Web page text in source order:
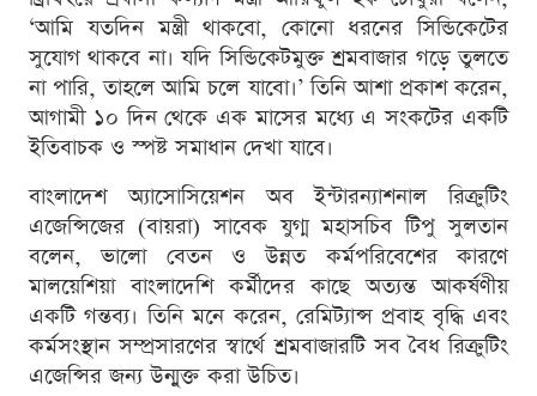
‘আমি যতদিন মন্ত্রী থাকবো, কোনো ধরনের সিন্ডিকেটের
সুযোগ থাকবে না। যদি সিন্ডিকেটমুক্ত শ্রমবাজার গড়ে তুলতে
না পারি, তাহলে আমি চলে যাবো।’ তিনি আশা প্রকাশ করেন,
আগামী ১০ দিন থেকে এক মাসের মধ্যে এ সংকটের একটি
ইতিবাচক ও স্পষ্ট সমাধান দেখা যাবে।
বাংলাদেশ অ্যাসোসিয়েশন অব ইন্টারন্যাশনাল রিক্রুটিং
এজেন্সিজের (বায়রা) সাবেক যুগ্ম মহাসচিব টিপু সুলতান
বলেন, ভালো বেতন ও উন্নত কর্মপরিবেশের কারণে
মালয়েশিয়া বাংলাদেশি কর্মীদের কাছে অত্যন্ত আকর্ষণীয়
একটি গন্তব্য। তিনি মনে করেন, রেমিট্যান্স প্রবাহ বৃদ্ধি এবং
কর্মসংস্থান সম্প্রসারণের স্বার্থে শ্রমবাজারটি সব বৈধ রিক্রুটিং
এজেন্সির জন্য উন্মুক্ত করা উচিত।